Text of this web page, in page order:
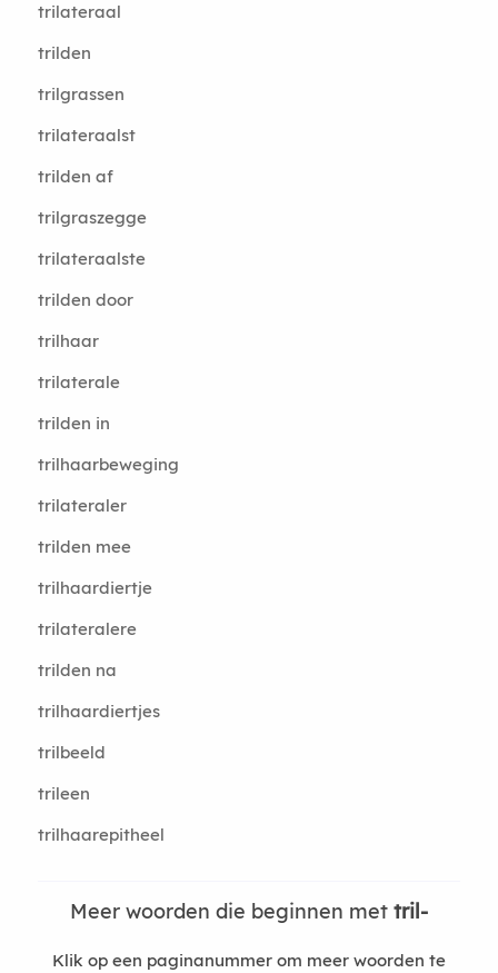
trilateraal
trilden
trilgrassen
trilateraalst
trilden af
trilgraszegge
trilateraalste
trilden door
trilhaar
trilaterale
trilden in
trilhaarbeweging
trilateraler
trilden mee
trilhaardiertje
trilateralere
trilden na
trilhaardiertjes
trilbeeld
trileen
trilhaarepitheel
Meer woorden die beginnen met tril-
Klik op een paginanummer om meer woorden te